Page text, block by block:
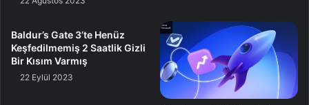
Baldur’s Gate 3’te Henüz
Keşfedilmemiş 2 Saatlik Gizli
Bir Kısım Varmış
22 Eylül 2023